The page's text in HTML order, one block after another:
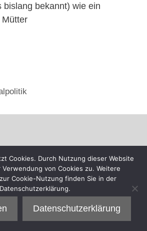
bislang bekannt) wie ein
Mütter
Cookies. Durch Nutzung dieser Website
Verwendung von Cookies zu. Weitere
Cookie-Nutzung finden Sie in der
Datenschutzerklärung.
Datenschutzerklärung